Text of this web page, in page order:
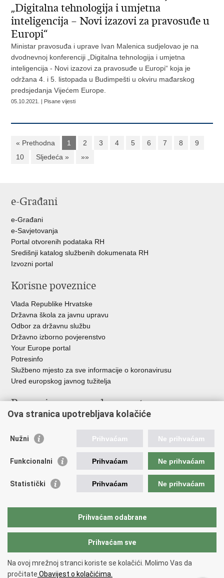
„Digitalna tehnologija i umjetna
inteligencija – Novi izazovi za pravosuđe u
Europi“
Ministar pravosuđa i uprave Ivan Malenica sudjelovao je na
dvodnevnoj konferenciji „Digitalna tehnologija i umjetna
inteligencija - Novi izazovi za pravosuđe u Europi“ koja je
održana 4. i 5. listopada u Budimpešti u okviru mađarskog
predsjedanja Vijećem Europe.
05.10.2021. | Pisane vijesti
« Prethodna 1 2 3 4 5 6 7 8
9
10
Sljedeća » »»
e-Građani
e-Građani
e-Savjetovanja
Portal otvorenih podataka RH
Središnji katalog službenih dokumenata RH
Izvozni portal
Korisne poveznice
Vlada Republike Hrvatske
Državna škola za javnu upravu
Odbor za državnu službu
Državno izborno povjerenstvo
Your Europe portal
Potresinfo
Službeno mjesto za sve informacije o koronavirusu
Ured europskog javnog tužitelja
Poveznice pravosudnog sustava
Državno odvjetništvo
Ured za suzbijanje korupcije i organiziranog kriminaliteta
Državnoodvjetničko vijeće
Hrvatska odvjetnička komora
Europski pravosudni portal
Copyright © 2026 Ministarstvo pravosuđa, uprave i digitalne
transformacije Republike Hrvatske.
Ova stranica upotrebljava kolačiće
Nužni Prihvaćam Ne prihvaćam
Funkcionalni Prihvaćam Ne prihvaćam
Statistički Prihvaćam Ne prihvaćam
Prihvaćam odabrane
Prihvaćam sve
Na ovoj mrežnoj stranci koriste se kolačići. Molimo Vas da
pročitate Obavijest o kolačićima.